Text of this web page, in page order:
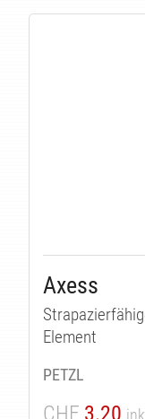
Axess
Element
PETZL
CHF 3.20